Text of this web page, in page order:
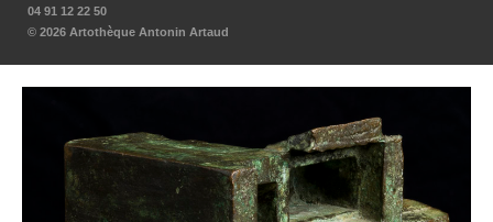
04 91 12 22 50
© 2026 Artothèque Antonin Artaud